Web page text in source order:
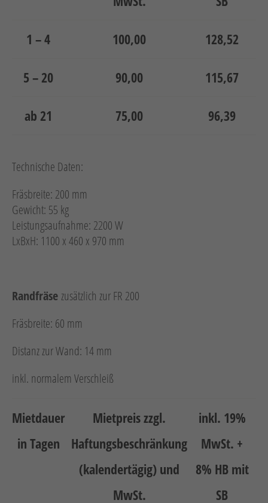
Kontakt
Schulungen
1 – 4 100,00 128,52
5 – 20 90,00 115,67
ab 21 75,00 96,39
Technische Daten:
Fräsbreite: 200 mm
Gewicht: 55 kg
Leistungsaufnahme: 2200 W
LxBxH: 1100 x 460 x 970 mm
Randfräsezusätzlich zur FR 200
Fräsbreite: 60 mm
Distanz zur Wand: 14 mm
inkl. normalem Verschleiß
Mietdauer
in Tagen
Mietpreis zzgl.
Haftungsbeschränkung
(kalendertägig) und
MwSt.
inkl. 19%
MwSt. +
8% HB mit
SB